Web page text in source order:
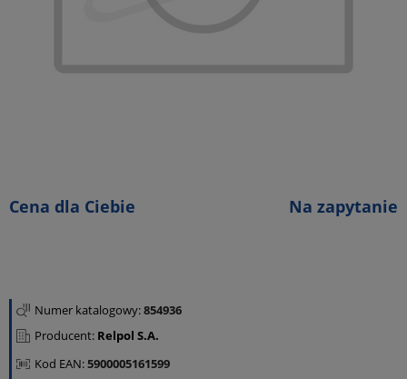
Cena dla Ciebie Na zapytanie
Numer katalogowy:854936
Producent: Relpol S.A.
Kod EAN:5900005161599